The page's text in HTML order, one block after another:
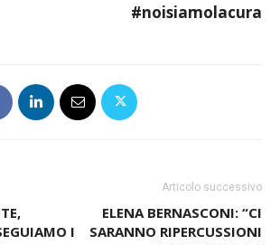
#noisiamolacura
I
Articolo successivo
ELENA BERNASCONI: “CI
SARANNO RIPERCUSSIONI